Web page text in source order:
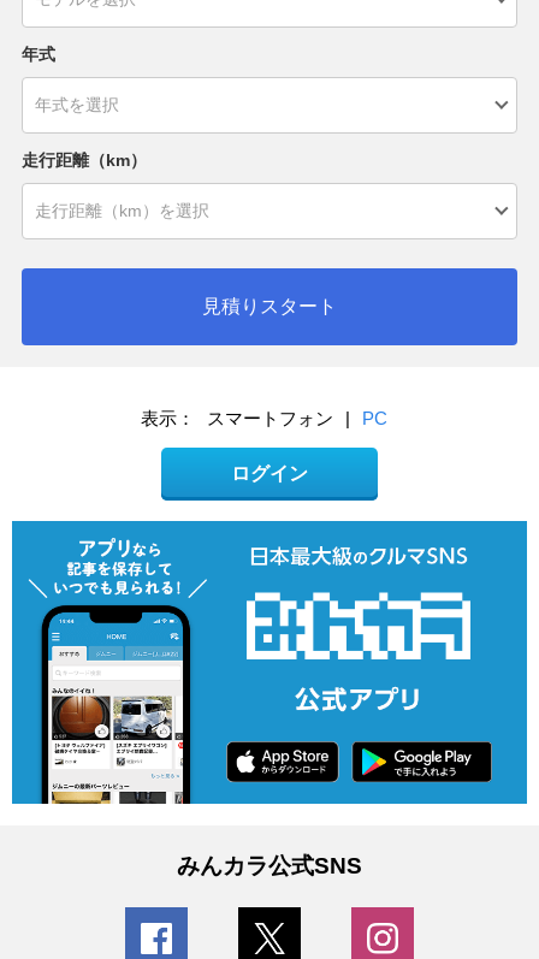
年式
走行距離（km）
見積りスタート
表示： スマートフォン | PC
ログイン
みんカラ公式SNS